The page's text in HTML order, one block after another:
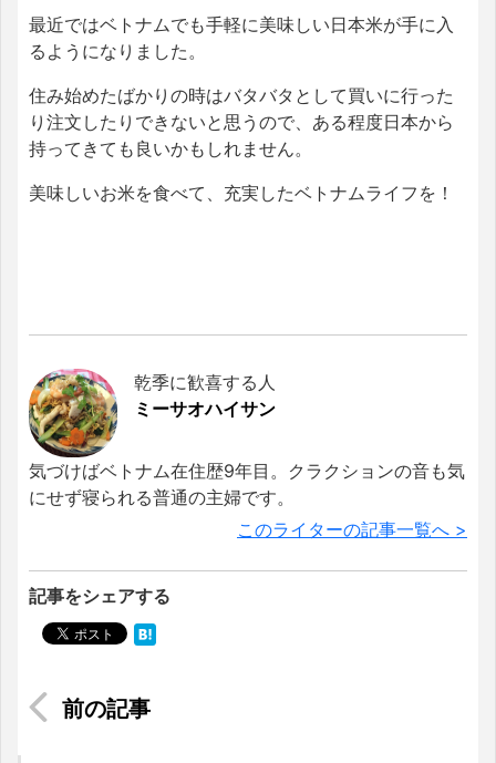
最近ではベトナムでも手軽に美味しい日本米が手に入
るようになりました。
住み始めたばかりの時はバタバタとして買いに行った
り注文したりできないと思うので、ある程度日本から
持ってきても良いかもしれません。
美味しいお米を食べて、充実したベトナムライフを！
乾季に歓喜する人
ミーサオハイサン
気づけばベトナム在住歴9年目。クラクションの音も気
にせず寝られる普通の主婦です。
このライターの記事一覧へ >
記事をシェアする
【オンラインショッピング】急成長中！？ベトナ